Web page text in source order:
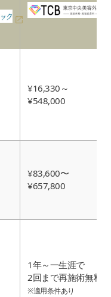
¥16,330～
¥548,000
¥83,600〜
¥657,800
1年～一生涯で
2回まで再施術無料
※適用条件あり